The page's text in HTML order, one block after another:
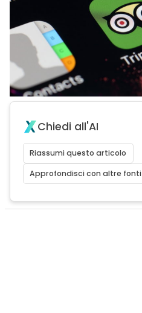
Chiedi all'AI
Riassumi questo articolo
Approfondisci con altre fonti